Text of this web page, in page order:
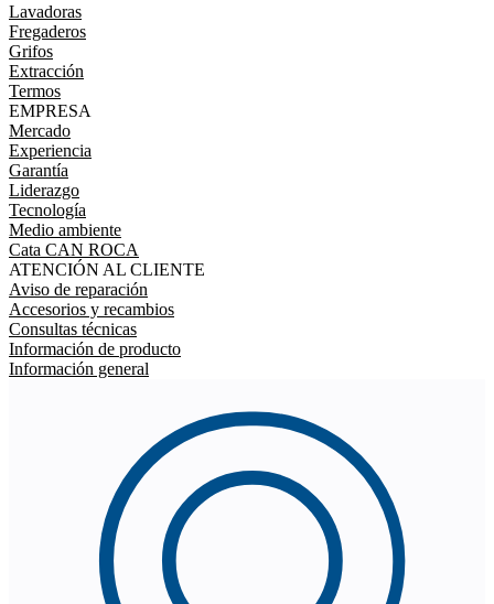
Lavadoras
Fregaderos
Grifos
Extracción
Termos
EMPRESA
Mercado
Experiencia
Garantía
Liderazgo
Tecnología
Medio ambiente
Cata CAN ROCA
ATENCIÓN AL CLIENTE
Aviso de reparación
Accesorios y recambios
Consultas técnicas
Información de producto
Información general